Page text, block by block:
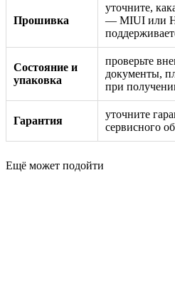
Прошивка
уточните,
— MIUI или
Состояние и
упаковка
проверьте
документы,
при
Гарантия
уточните
сервисного
Ещё может подойти